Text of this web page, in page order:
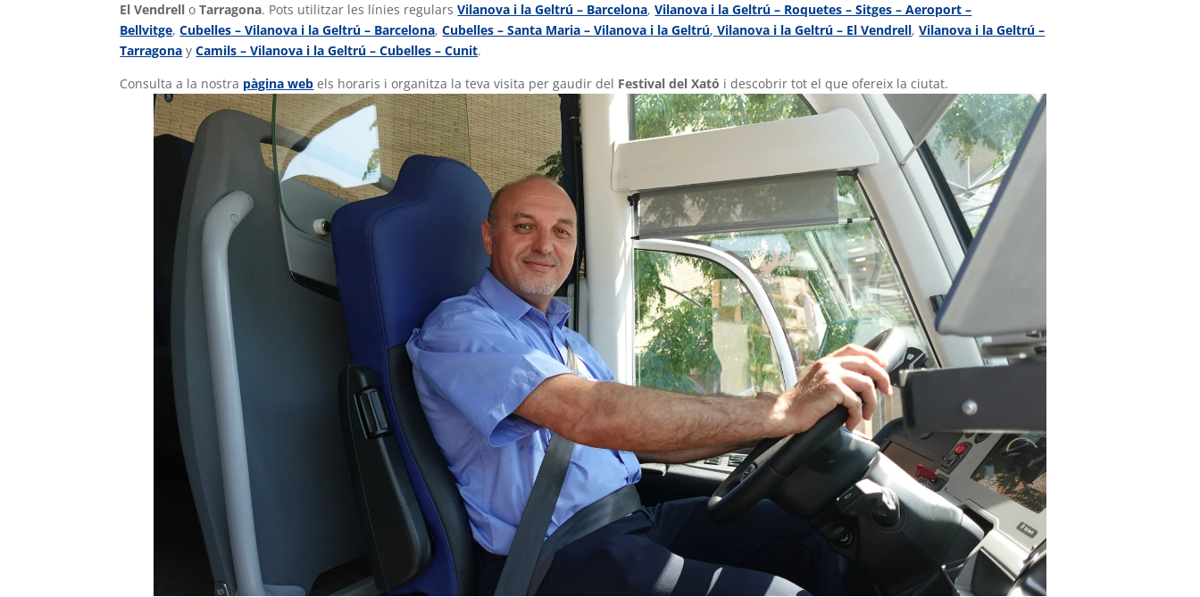
El VendrelloTarragona. Pots utilitzar les línies regularsVilanova i la Geltrú – Barcelona,Vilanova i la Geltrú – Roquetes – Sitges – Aeroport –
Bellvitge,Cubelles – Vilanova i la Geltrú – Barcelona,Cubelles – Santa Maria – Vilanova i la Geltrú,Vilanova i la Geltrú – El Vendrell,Vilanova i la Geltrú –
Tarragona yCamils – Vilanova i la Geltrú – Cubelles – Cunit.
Consulta a la nostra pàgina web els horaris i organitza la teva visita per gaudir del Festival del Xató i descobrir tot el que ofereix la ciutat.